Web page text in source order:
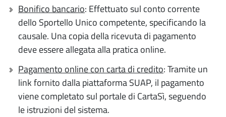
Bonifico bancario: Effettuato sul conto corrente
dello Sportello Unico competente, specificando la
causale. Una copia della ricevuta di pagamento
deve essere allegata alla pratica online.
Pagamento online con carta di credito: Tramite un
link fornito dalla piattaforma SUAP, il pagamento
viene completato sul portale di CartaSì, seguendo
le istruzioni del sistema.